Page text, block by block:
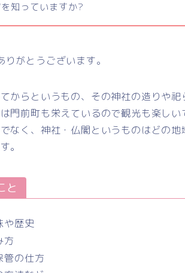
を知っていますか?
がとうございます。
からというもの、その神社の造りや
門前町も栄えているので観光も楽しい
なく、神社・仏閣というものはどの
。
と
や歴史
方
管の仕方